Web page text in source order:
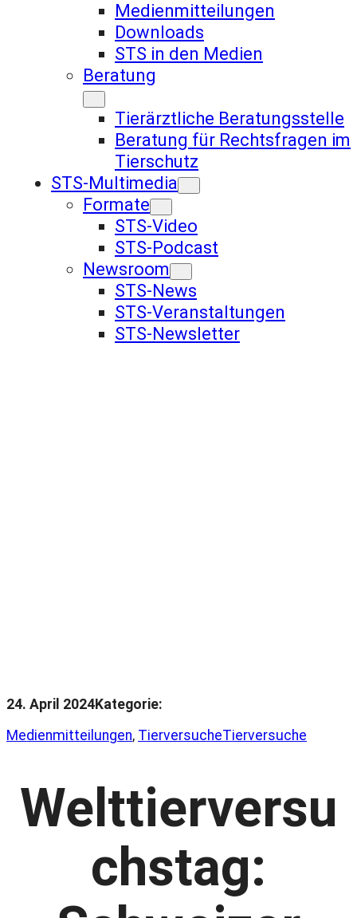
Medienmitteilungen
Downloads
STS in den Medien
Beratung
Tierärztliche Beratungsstelle
Beratung für Rechtsfragen im
Tierschutz
STS-Multimedia
Formate
STS-Video
STS-Podcast
Newsroom
STS-News
STS-Veranstaltungen
STS-Newsletter
24. April 2024Kategorie:
Medienmitteilungen, TierversucheTierversuche
Welttierversu
chstag: